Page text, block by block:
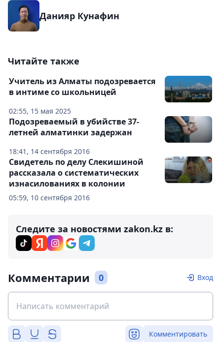
Данияр Кунафин
Читайте также
02:55, 15 мая 2025
Учитель из Алматы подозревается
в интиме со школьницей
18:41, 14 сентября 2016
Подозреваемый в убийстве 37-
летней алматинки задержан
05:59, 10 сентября 2016
Свидетель по делу Слекишиной
рассказала о систематических
изнасилованиях в колонии
Следите за новостями zakon.kz в:
Комментарии 0 Вход
Комментировать